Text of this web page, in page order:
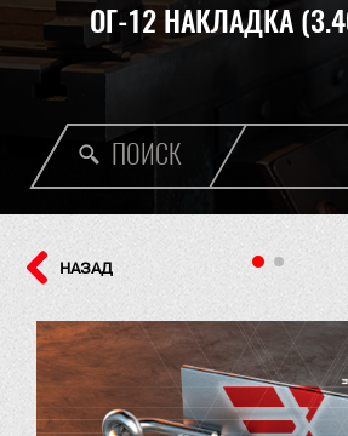
ПОИСК
ОГ-12 НАКЛАДКА
НАЗАД